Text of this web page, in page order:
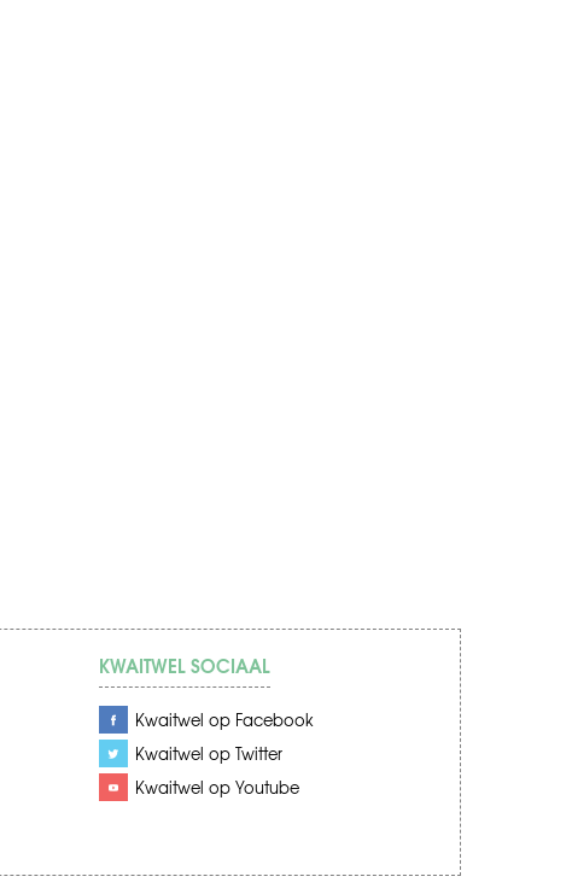
KWAITWEL SOCIAAL
Kwaitwel op Facebook
Kwaitwel op Twitter
Kwaitwel op Youtube